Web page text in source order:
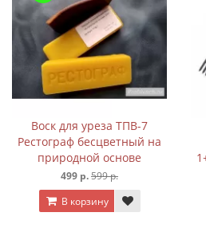
Воск для уреза ТПВ-7
Рестограф бесцветный на
природной основе
499 р.599 р.
В корзину